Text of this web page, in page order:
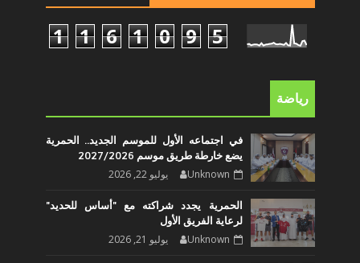
1 1 6 1 0 9 5
رياضة
في اجتماعه الأول للموسم الجديد.. الحمرية
يضع خارطة طريق موسم 2027/2026
Unknown يوليو 22, 2026
الحمرية يجدد شراكته مع "أساس للحديد"
لرعاية الفريق الأول
Unknown يوليو 21, 2026